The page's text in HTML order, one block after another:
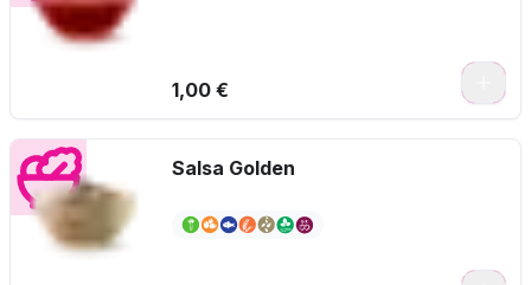
1,00 €
Salsa Golden